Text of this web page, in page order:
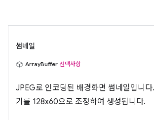
썸네일
ArrayBuffer 선택사항
JPEG로 인코딩된 배경화면 썸네일입니
기를 128x60으로 조정하여 생성됩니다.